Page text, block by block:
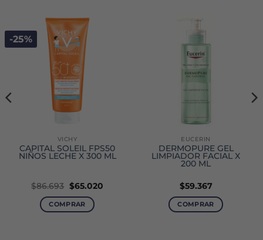
-25%
VICHY
CAPITAL SOLEIL FPS50
NIÑOS LECHE X 300 ML
$86.693 El
precio
original
era:
$65.020El
COMPRAR
EUCERIN
DERMOPURE GEL
LIMPIADOR FACIAL X
200 ML
$59.367
COMPRAR